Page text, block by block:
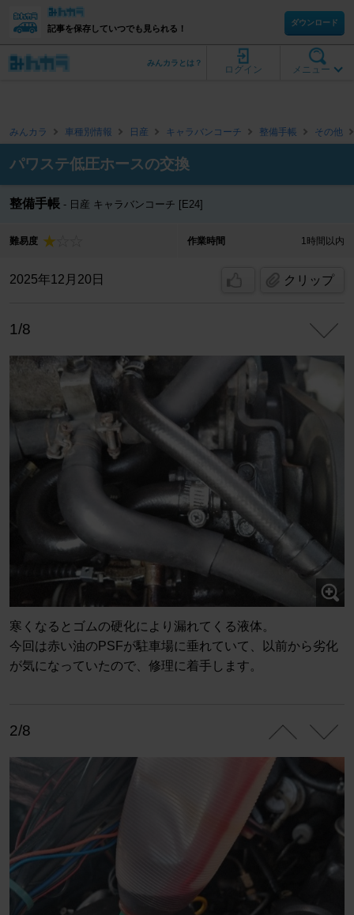
記事を保存していつでも見られる！
ダウンロード
メニュー
ログイン
みんカラとは？
みんカラ 車種別情報 日産 キャラバンコーチ 整備手帳 その他
パワステ低圧ホースの交換
整備手帳 日産 キャラバンコーチ [E24]
難易度 作業時間 1時間以内
2025年12月20日 クリップ
1/8
寒くなるとゴムの硬化により漏れてくる液体。
今回は赤い油のPSFが駐車場に垂れていて、以前から劣化
が気になっていたので、修理に着手します。
2/8